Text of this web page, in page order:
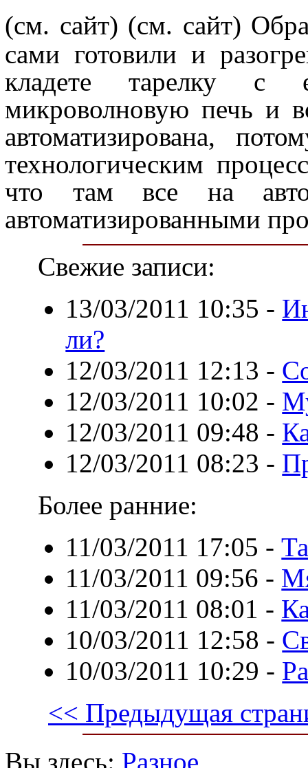
(см. сайт) (см. сайт)
сами готовили и
кладете тарелку с
микроволновую печь и
автоматизирована,
технологическим
что там все на
автоматизированными
Свежие записи:
13/03/2011 10:35 -
ли?
12/03/2011 12:13 -
12/03/2011 10:02 -
12/03/2011 09:48 -
12/03/2011 08:23 -
Более ранние:
11/03/2011 17:05 -
11/03/2011 09:56 -
11/03/2011 08:01 -
10/03/2011 12:58 -
10/03/2011 10:29 -
<< Предыдущая
Вы здесь: Разное